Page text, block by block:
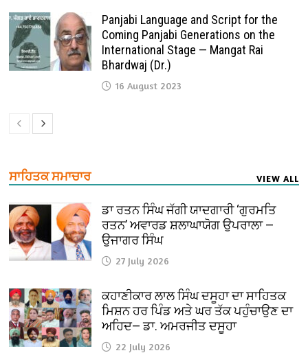
Panjabi Language and Script for the
Coming Panjabi Generations on the
International Stage — Mangat Rai
Bhardwaj (Dr.)
16 August 2023
ਸਾਹਿਤਕ ਸਮਾਚਾਰ VIEW ALL
ਡਾ ਰਤਨ ਸਿੰਘ ਜੱਗੀ ਯਾਦਗਾਰੀ ‘ਗੁਰਮਤਿ
ਰਤਨ’ ਅਵਾਰਡ ਸ਼ਲਾਘਾਯੋਗ ਉਪਰਾਲਾ —
ਉਜਾਗਰ ਸਿੰਘ
27 July 2026
ਕਹਾਣੀਕਾਰ ਲਾਲ ਸਿੰਘ ਦਸੂਹਾ ਦਾ ਸਾਹਿਤਕ
ਮਿਸ਼ਨ ਹਰ ਪਿੰਡ ਅਤੇ ਘਰ ਤੱਕ ਪਹੁੰਚਾਉਣ ਦਾ
ਅਹਿਦ— ਡਾ. ਅਮਰਜੀਤ ਦਸੂਹਾ
22 July 2026